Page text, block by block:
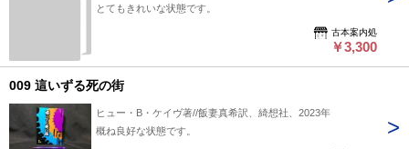
とてもきれいな状態です。
古本案内処
￥3,300
009 這いずる死の街
ヒュー・B・ケイヴ著//飯妻真希訳、綺想社、2023年
概ね良好な状態です。